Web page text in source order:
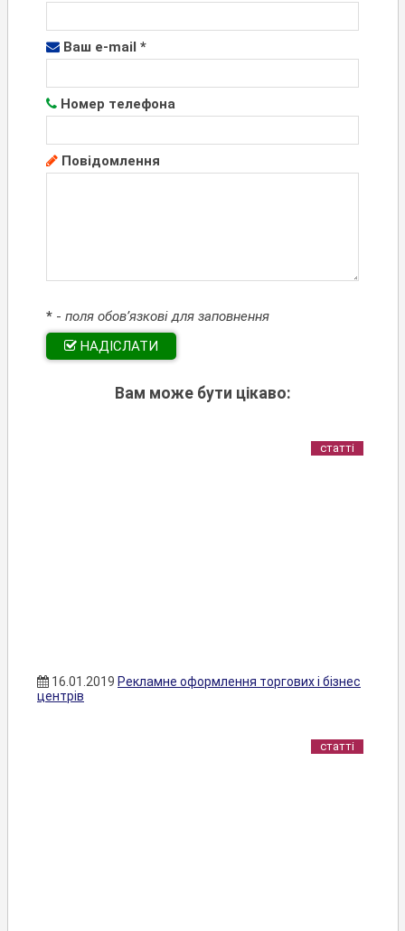
Ваш e-mail *
Номер телефона
Повідомлення
* - поля обов’язкові для заповнення
НАДІСЛАТИ
Вам може бути цікаво:
статті
16.01.2019 Рекламне оформлення торгових і бізнес
центрів
статті